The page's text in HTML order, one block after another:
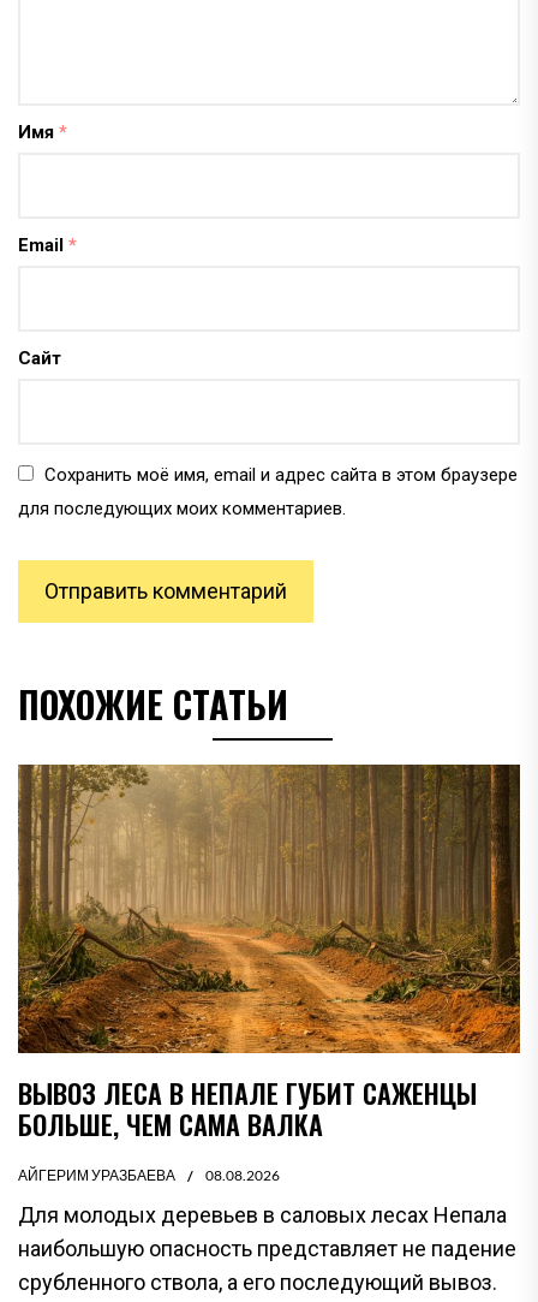
Имя *
Email *
Сайт
Сохранить моё имя, email и адрес сайта в этом браузере
для последующих моих комментариев.
ПОХОЖИЕ СТАТЬИ
ВЫВОЗ ЛЕСА В НЕПАЛЕ ГУБИТ САЖЕНЦЫ
БОЛЬШЕ, ЧЕМ САМА ВАЛКА
АЙГЕРИМ УРАЗБАЕВА 08.08.2026
Для молодых деревьев в саловых лесах Непала
наибольшую опасность представляет не падение
срубленного ствола, а его последующий вывоз.